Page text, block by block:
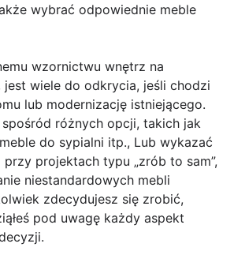
wybrać odpowiednie meble
wzornictwu wnętrz na
jest wiele do odkrycia, jeśli chodzi
lub modernizację istniejącego.
różnych opcji, takich jak
do sypialni itp., Lub wykazać
projektach typu „zrób to sam”,
niestandardowych mebli
zdecydujesz się zrobić,
pod uwagę każdy aspekt